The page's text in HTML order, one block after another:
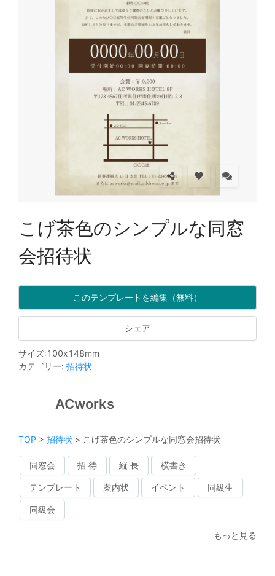
こげ茶色のシンプルな同窓
会招待状
このテンプレートを編集（無料）
シェア
サイズ:100x148mm
カテゴリー: 招待状
ACworks
TOP > 招待状 > こげ茶色のシンプルな同窓会招待状
同窓会 招 待 縦 長 横書き
テンプレート 案内状 イベント 同級生
同級会
もっと見る